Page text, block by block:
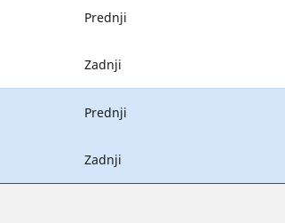
Prednji
Zadnji
Prednji
Zadnji